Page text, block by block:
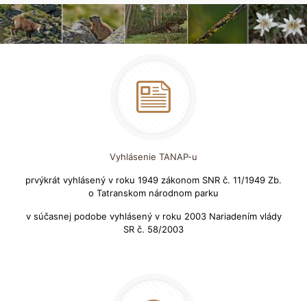
Vyhlásenie TANAP-u
prvýkrát vyhlásený v roku 1949 zákonom SNR č. 11/1949 Zb.
o Tatranskom národnom parku
v súčasnej podobe vyhlásený v roku 2003 Nariadením vlády
SR č. 58/2003